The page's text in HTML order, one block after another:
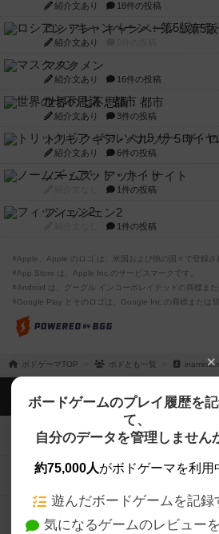
紹介文あり 18件の投稿
ロシアン・キャンペーン：第5
紹介文あり
マスクメン
紹介文あり 16件の投稿
世界の七不思議：都市
紹介文あり 3件の投稿
トリックギア - ペルソナ5 ザ・
紹介文あり 6件の投稿
ノームズ・アット・ナイト
1件の投稿
フィッシェン2
1件の投稿
※Apple、Apple のロゴ は、米国および他の国々で登録さ
※App Store は、Apple Inc.のサービスマークです。
※Android は、グーグル インコーポレイテッドの商標また
※Google Play とそのロゴは、Google Inc.の商標または登
ボドゲーマTOP ボドとも一覧
ボードゲームのプレイ履歴を
て、
自分のデータを管理しません
約75,000人がボドゲーマを利用
遊んだボードゲームを記録
気になるゲームのレビュー
ボドゲーマTOP
ボードゲームを検索する
ボードゲームの新着レビュー
ボードゲーム会情報